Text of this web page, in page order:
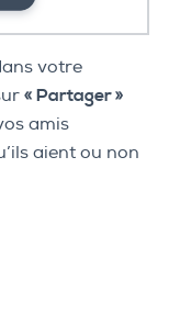
votre
« Partager »
amis
aient ou non